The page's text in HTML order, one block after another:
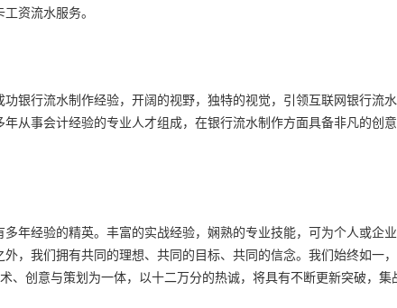
资流水服务。
银行流水制作经验，开阔的视野，独特的视觉，引领互联网银行流
从事会计经验的专业人才组成，在银行流水制作方面具备非凡的创
年经验的精英。丰富的实战经验，娴熟的专业技能，可为个人或企
，我们拥有共同的理想、共同的目标、共同的信念。我们始终如一
、创意与策划为一体，以十二万分的热诚，将具有不断更新突破，